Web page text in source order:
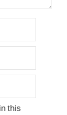
this